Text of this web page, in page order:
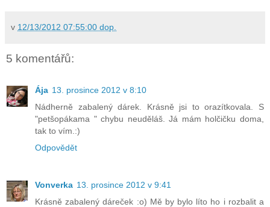
v 12/13/2012 07:55:00 dop.
5 komentářů:
Ája 13. prosince 2012 v 8:10
Nádherně zabalený dárek. Krásně jsi to orazítkovala. S
"petšopákama " chybu neuděláš. Já mám holčičku doma,
tak to vím.:)
Odpovědět
Vonverka 13. prosince 2012 v 9:41
Krásně zabalený dáreček :o) Mě by bylo líto ho i rozbalit a